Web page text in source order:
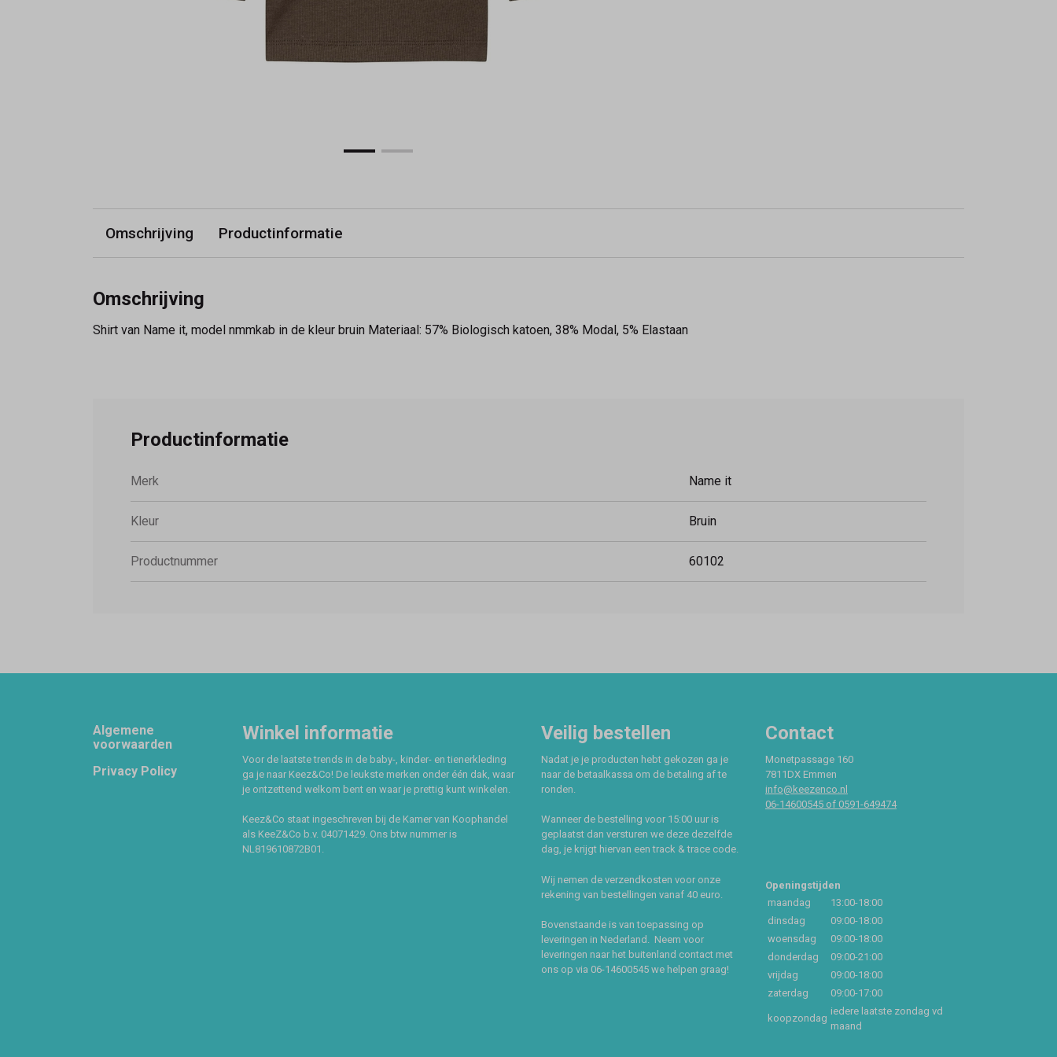
Omschrijving Productinformatie
Omschrijving
Shirt van Name it, model nmmkab in de kleur bruin Materiaal: 57% Biologisch katoen, 38% Modal, 5% Elastaan
Productinformatie
Merk Name it
Kleur Bruin
Productnummer 60102
Footer
Algemene
voorwaarden
Privacy Policy
Winkel informatie
Voor de laatste trends in de baby-, kinder- en tienerkleding
ga je naar Keez&Co! De leukste merken onder één dak, waar
je ontzettend welkom bent en waar je prettig kunt winkelen.
Keez&Co staat ingeschreven bij de Kamer van Koophandel
als KeeZ&Co b.v. 04071429. Ons btw nummer is
NL819610872B01.
Veilig bestellen
Nadat je je producten hebt gekozen ga je
naar de betaalkassa om de betaling af te
ronden.
Wanneer de bestelling voor 15:00 uur is
geplaatst dan versturen we deze dezelfde
dag, je krijgt hiervan een track & trace code.
Wij nemen de verzendkosten voor onze
rekening van bestellingen vanaf 40 euro.
Bovenstaande is van toepassing op
leveringen in Nederland. Neem voor
leveringen naar het buitenland contact met
ons op via 06-14600545 we helpen graag!
Contact
Monetpassage 160
7811DX Emmen
info@keezenco.nl
06-14600545 of 0591-649474
Openingstijden
maandag
13:00-18:00
dinsdag
09:00-18:00
woensdag
09:00-18:00
donderdag
09:00-21:00
vrijdag
09:00-18:00
zaterdag
09:00-17:00
koopzondag
iedere laatste zondag vd
maand